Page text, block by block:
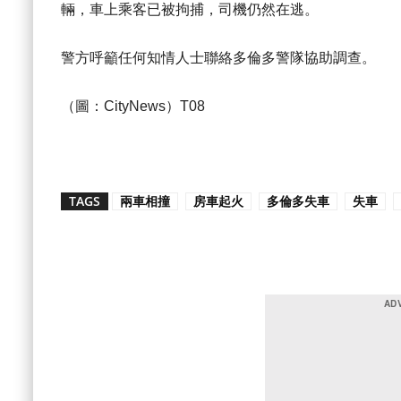
輛，車上乘客已被拘捕，司機仍然在逃。
警方呼籲任何知情人士聯絡多倫多警隊協助調查。
（圖：CityNews）T08
TAGS 兩車相撞 房車起火 多倫多失車 失車